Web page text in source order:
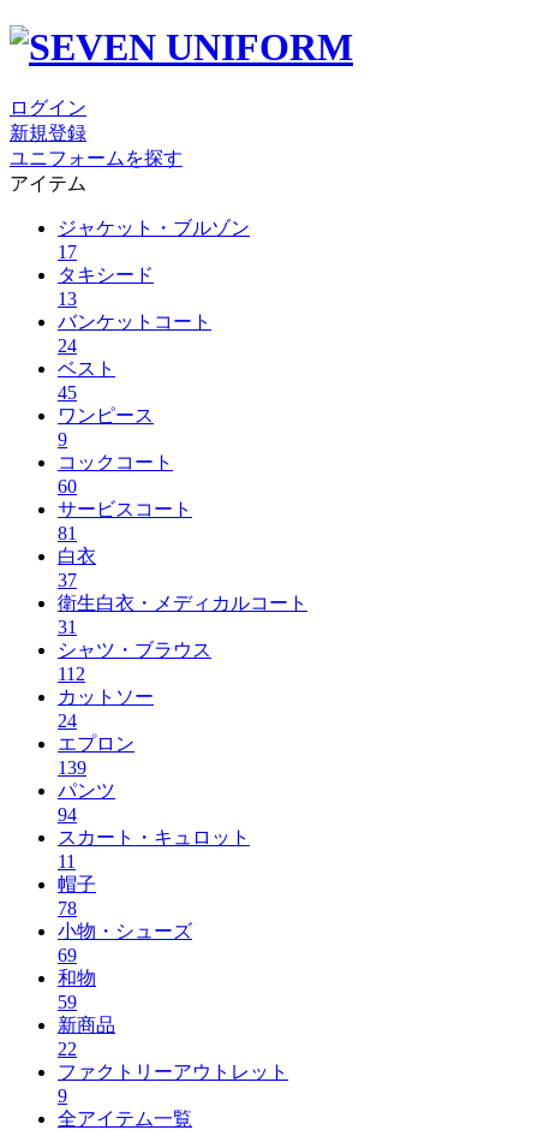
ログイン
新規登録
ユニフォームを探す
アイテム
ジャケット・ブルゾン
17
タキシード
13
バンケットコート
24
ベスト
45
ワンピース
9
コックコート
60
サービスコート
81
白衣
37
衛生白衣・メディカルコート
31
シャツ・ブラウス
112
カットソー
24
エプロン
139
パンツ
94
スカート・キュロット
11
帽子
78
小物・シューズ
69
和物
59
新商品
22
ファクトリーアウトレット
9
全アイテム一覧